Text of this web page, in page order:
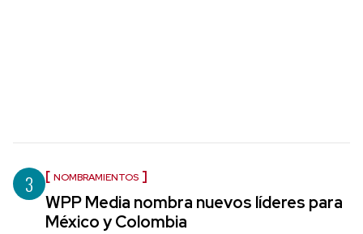
3 NOMBRAMIENTOS
WPP Media nombra nuevos líderes para
México y Colombia